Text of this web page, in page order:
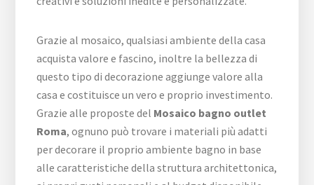
Grazie al mosaico, qualsiasi ambiente della casa
acquista valore e fascino, inoltre la bellezza di
questo tipo di decorazione aggiunge valore alla
casa e costituisce un vero e proprio investimento.
Grazie alle proposte del Mosaico bagno outlet
Roma, ognuno può trovare i materiali più adatti
per decorare il proprio ambiente bagno in base
alle caratteristiche della struttura architettonica,